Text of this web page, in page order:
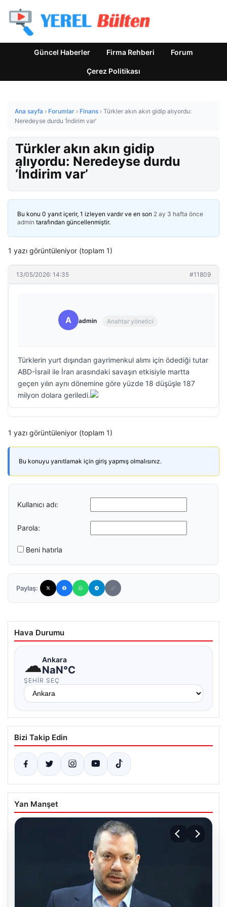
Güncel Haberler Firma Rehberi Forum
Çerez Politikası
Ana sayfa › Forumlar › Finans › Türkler akın akın gidip alıyordu:
Neredeyse durdu ‘İndirim var’
Türkler akın akın gidip
alıyordu: Neredeyse durdu
‘İndirim var’
Bu konu 0 yanıt içerir, 1 izleyen vardır ve en son 2 ay 3 hafta önce
admin tarafından güncellenmiştir.
1 yazı görüntüleniyor (toplam 1)
13/05/2026: 14:35 #11809
A admin Anahtar yönetici
Türklerin yurt dışından gayrimenkul alımı için ödediği tutar
ABD-İsrail ile İran arasındaki savaşın etkisiyle martta
geçen yılın aynı dönemine göre yüzde 18 düşüşle 187
milyon dolara geriledi.
1 yazı görüntüleniyor (toplam 1)
Bu konuyu yanıtlamak için giriş yapmış olmalısınız.
Kullanıcı adı:
Parola:
Beni hatırla
Paylaş:
Hava Durumu
☁Ankara
NaN°C
ŞEHIR SEÇ
Bizi Takip Edin
Yan Manşet